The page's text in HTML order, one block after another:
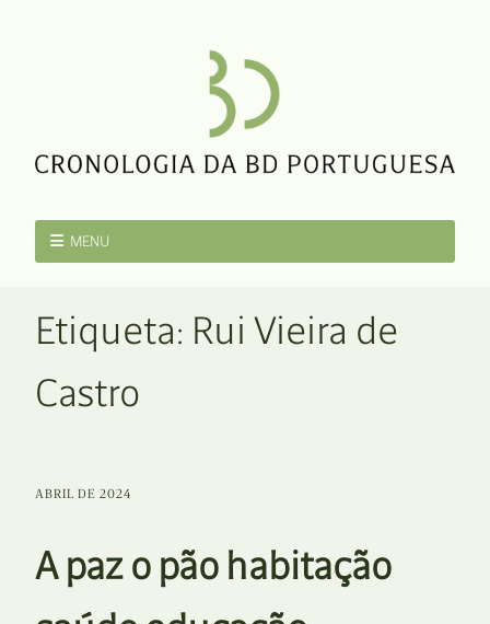
MENU
Etiqueta: Rui Vieira de
Castro
ABRIL DE 2024
A paz o pão habitação